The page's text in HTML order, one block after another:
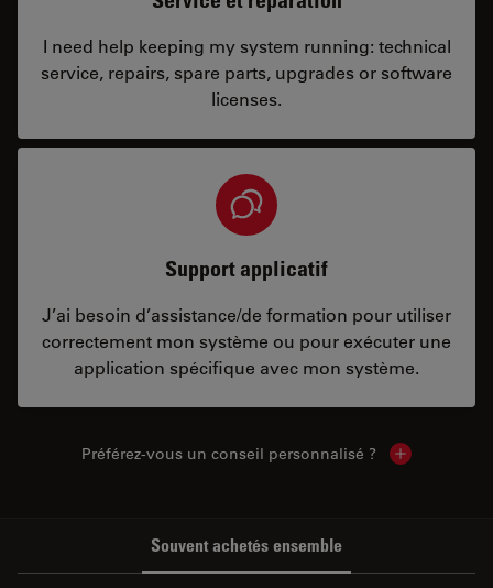
I need help keeping my system running: technical
service, repairs, spare parts, upgrades or software
licenses.
Support applicatif
J’ai besoin d’assistance/de formation pour utiliser
correctement mon système ou pour exécuter une
application spécifique avec mon système.
Préférez-vous un conseil personnalisé ? Show local
Souvent achetés ensemble